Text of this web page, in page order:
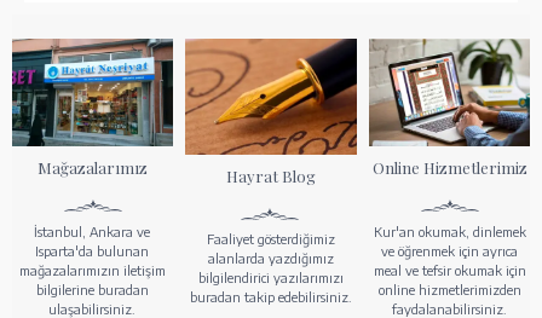
Mağazalarımız
İstanbul, Ankara ve
Isparta'da bulunan
mağazalarımızın iletişim
bilgilerine buradan
ulaşabilirsiniz.
Hayrat Blog
Faaliyet gösterdiğimiz
alanlarda yazdığımız
bilgilendirici yazılarımızı
buradan takip edebilirsiniz.
Online Hizmetlerimiz
Kur'an okumak, dinlemek
ve öğrenmek için ayrıca
meal ve tefsir okumak için
online hizmetlerimizden
faydalanabilirsiniz.